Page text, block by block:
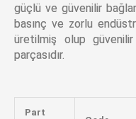
güçlü ve güvenilir
basınç ve zorlu
üretilmiş olup
parçasıdır.
Part